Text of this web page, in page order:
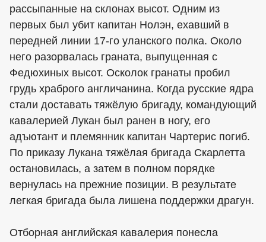
рассыпанные на склонах высот. Одним из
первых был убит капитан Нолэн, ехавший в
передней линии 17-го уланского полка. Около
него разорвалась граната, выпущенная с
Федюхиных высот. Осколок гранаты пробил
грудь храброго англичанина. Когда русские ядра
стали доставать тяжёлую бригаду, командующий
кавалерией Лукан был ранен в ногу, его
адъютант и племянник капитан Чартерис погиб.
По приказу Лукана тяжёлая бригада Скарлетта
остановилась, а затем в полном порядке
вернулась на прежние позиции. В результате
легкая бригада была лишена поддержки драгун.
Отборная английская кавалерия понесла